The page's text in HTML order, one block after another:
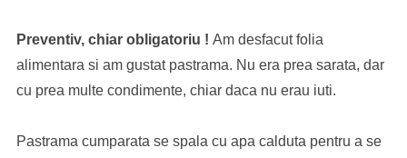
Preventiv, chiar obligatoriu ! Am desfacut folia
alimentara si am gustat pastrama. Nu era prea sarata, dar
cu prea multe condimente, chiar daca nu erau iuti.
Pastrama cumparata se spala cu apa calduta pentru a se